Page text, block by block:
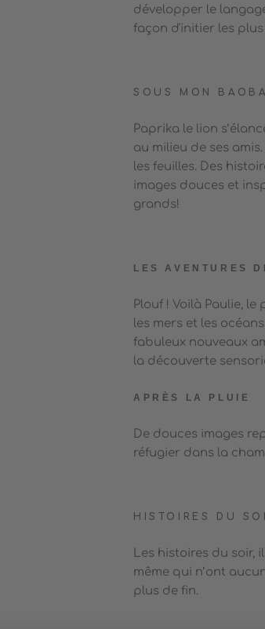
développer le
façon d'initier les
SOUS MON
Paprika le lion
au milieu de ses amis.
les feuilles. Des
images douces et
grands!
LES AVENTURES
Plouf ! Voilà Paulie,
les mers et les
fabuleux nouveaux
la découverte
APRÈS LA PLUIE
De douces images
réfugier dans la
HISTOIRES DU
Les histoires du soir,
même qui n’ont
plus de fin.